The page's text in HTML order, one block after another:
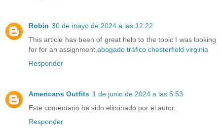
Robin 30 de mayo de 2024 a las 12:22
This article has been of great help to the topic I was looking
for for an assignment. abogado tráfico chesterfield virginia
Responder
Americans Outfits 1 de junio de 2024 a las 5:53
Este comentario ha sido eliminado por el autor.
Responder